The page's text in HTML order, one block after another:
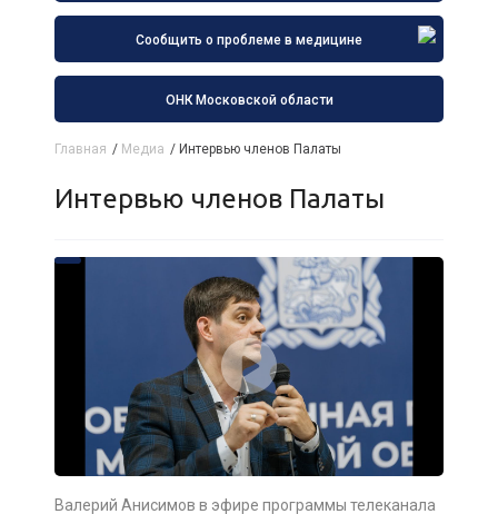
Сообщить о проблеме в медицине
ОНК Московской области
Главная / Медиа / Интервью членов Палаты
Интервью членов Палаты
Валерий Анисимов в эфире программы телеканала